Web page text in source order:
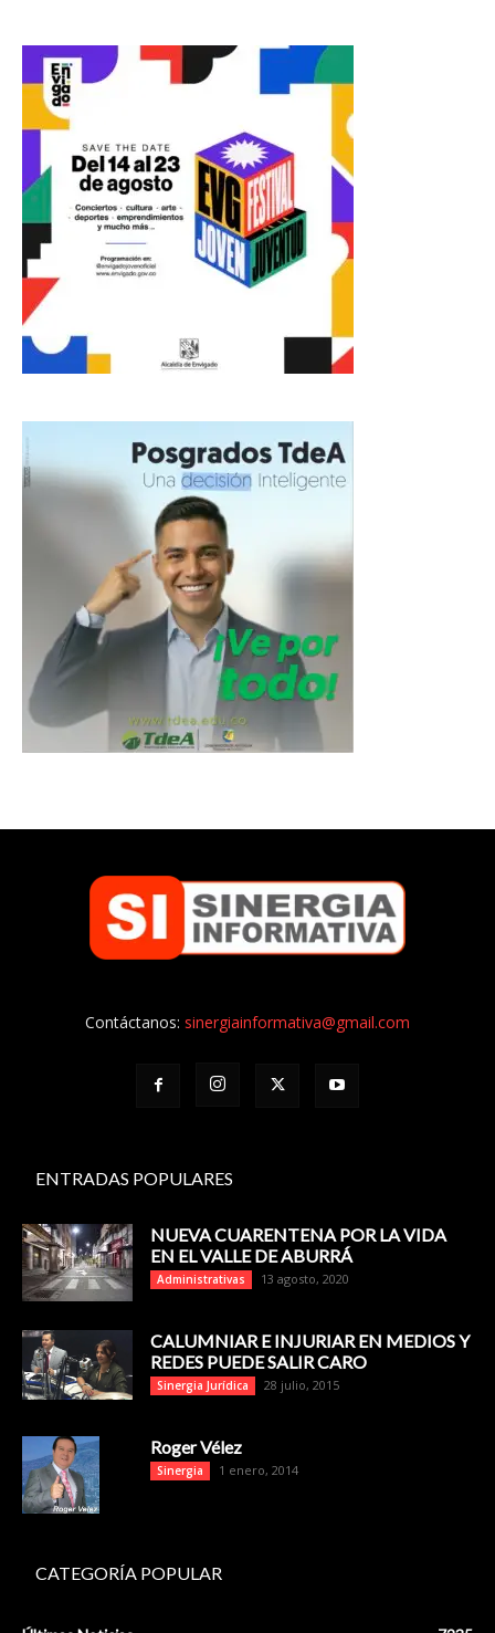
Contáctanos: sinergiainformativa@gmail.com
ENTRADAS POPULARES
NUEVA CUARENTENA POR LA VIDA
EN EL VALLE DE ABURRÁ
Administrativas 13 agosto, 2020
CALUMNIAR E INJURIAR EN MEDIOS Y
REDES PUEDE SALIR CARO
Sinergia Jurídica 28 julio, 2015
Roger Vélez
Sinergia 1 enero, 2014
CATEGORÍA POPULAR